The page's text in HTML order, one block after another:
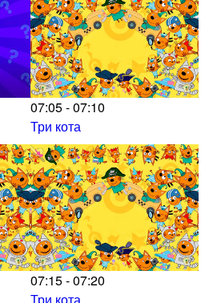
07:05 - 07:10
Три кота
07:15 - 07:20
Три кота